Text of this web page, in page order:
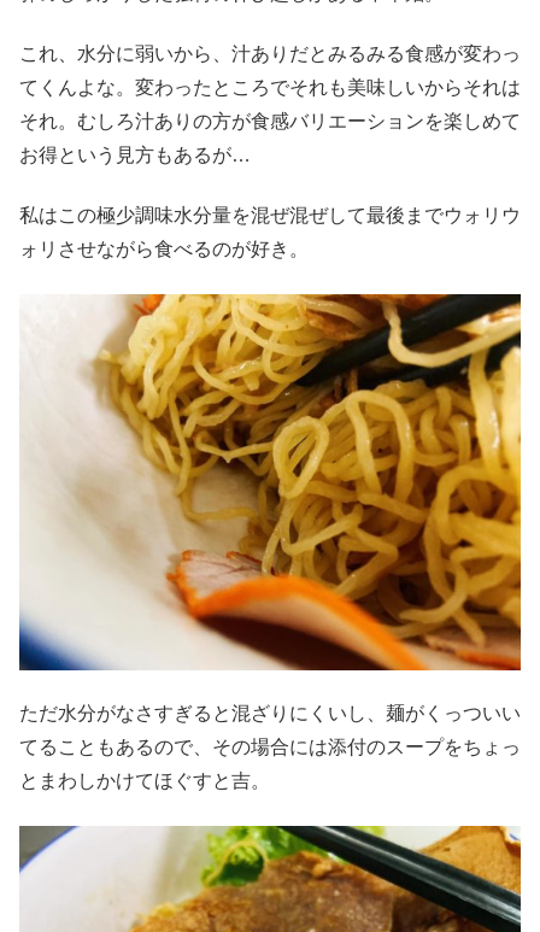
これ、水分に弱いから、汁ありだとみるみる食感が変わっ
てくんよな。変わったところでそれも美味しいからそれは
それ。むしろ汁ありの方が食感バリエーションを楽しめて
お得という見方もあるが…
私はこの極少調味水分量を混ぜ混ぜして最後までウォリウ
ォリさせながら食べるのが好き。
ただ水分がなさすぎると混ざりにくいし、麺がくっついい
てることもあるので、その場合には添付のスープをちょっ
とまわしかけてほぐすと吉。